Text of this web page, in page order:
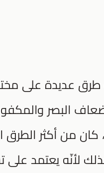
عديدة على
البصر
من أكثر الطرق
لأنّه يعتمد على